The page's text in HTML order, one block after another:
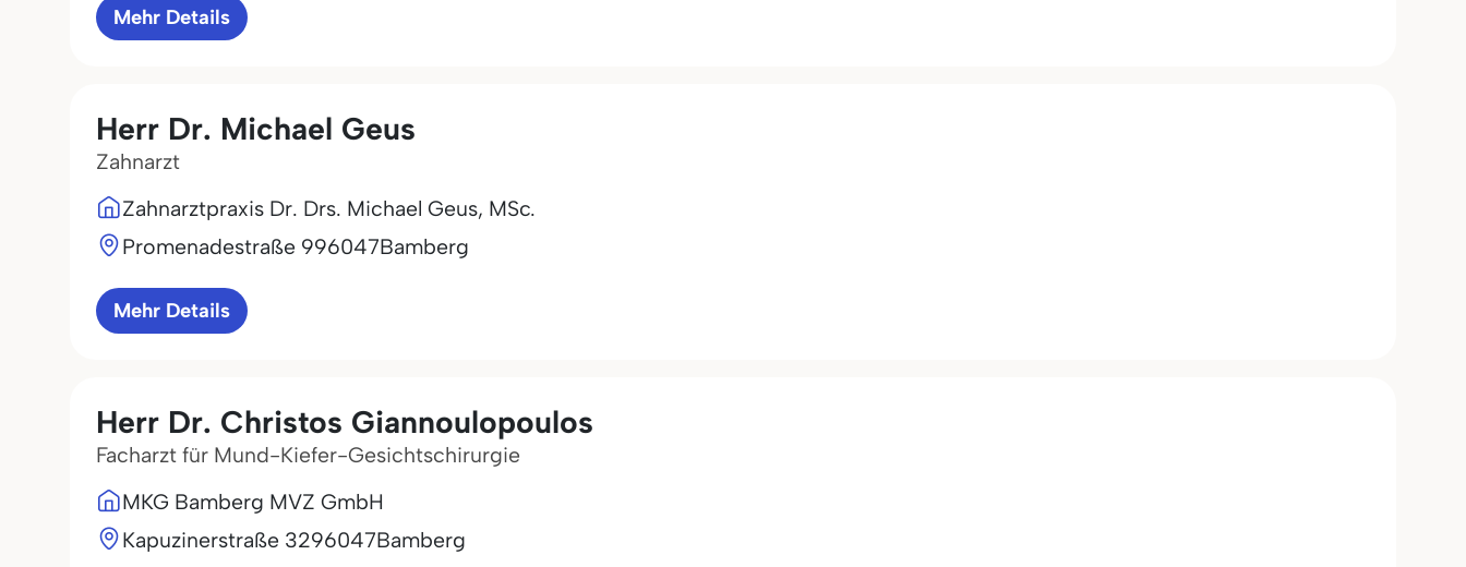
Mehr Details
Herr Dr. Michael Geus
Zahnarzt
Zahnarztpraxis Dr. Drs. Michael Geus, MSc.
Promenadestraße 996047Bamberg
Mehr Details
Herr Dr. Christos Giannoulopoulos
Facharzt für Mund-Kiefer-Gesichtschirurgie
MKG Bamberg MVZ GmbH
Kapuzinerstraße 3296047Bamberg